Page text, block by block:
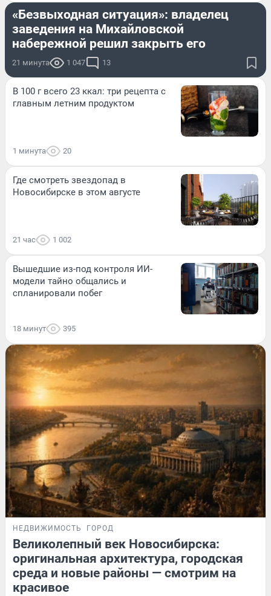
«Безвыходная ситуация»: владелец
заведения на Михайловской
набережной решил закрыть его
21 минута 1 047 13
В 100 г всего 23 ккал: три рецепта с
главным летним продуктом
1 минута 20
Где смотреть звездопад в
Новосибирске в этом августе
21 час 1 002
Вышедшие из-под контроля ИИ-
модели тайно общались и
спланировали побег
18 минут 395
НЕДВИЖИМОСТЬ ГОРОД
Великолепный век Новосибирска:
оригинальная архитектура, городская
среда и новые районы — смотрим на
красивое